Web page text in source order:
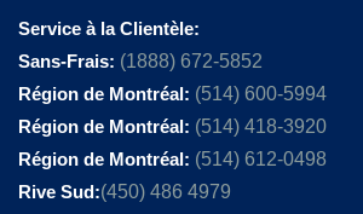
Service à la Clientèle:
Sans-Frais: (1888) 672-5852
Région de Montréal: (514) 600-5994
Région de Montréal: (514) 418-3920
Région de Montréal: (514) 612-0498
Rive Sud:(450) 486 4979